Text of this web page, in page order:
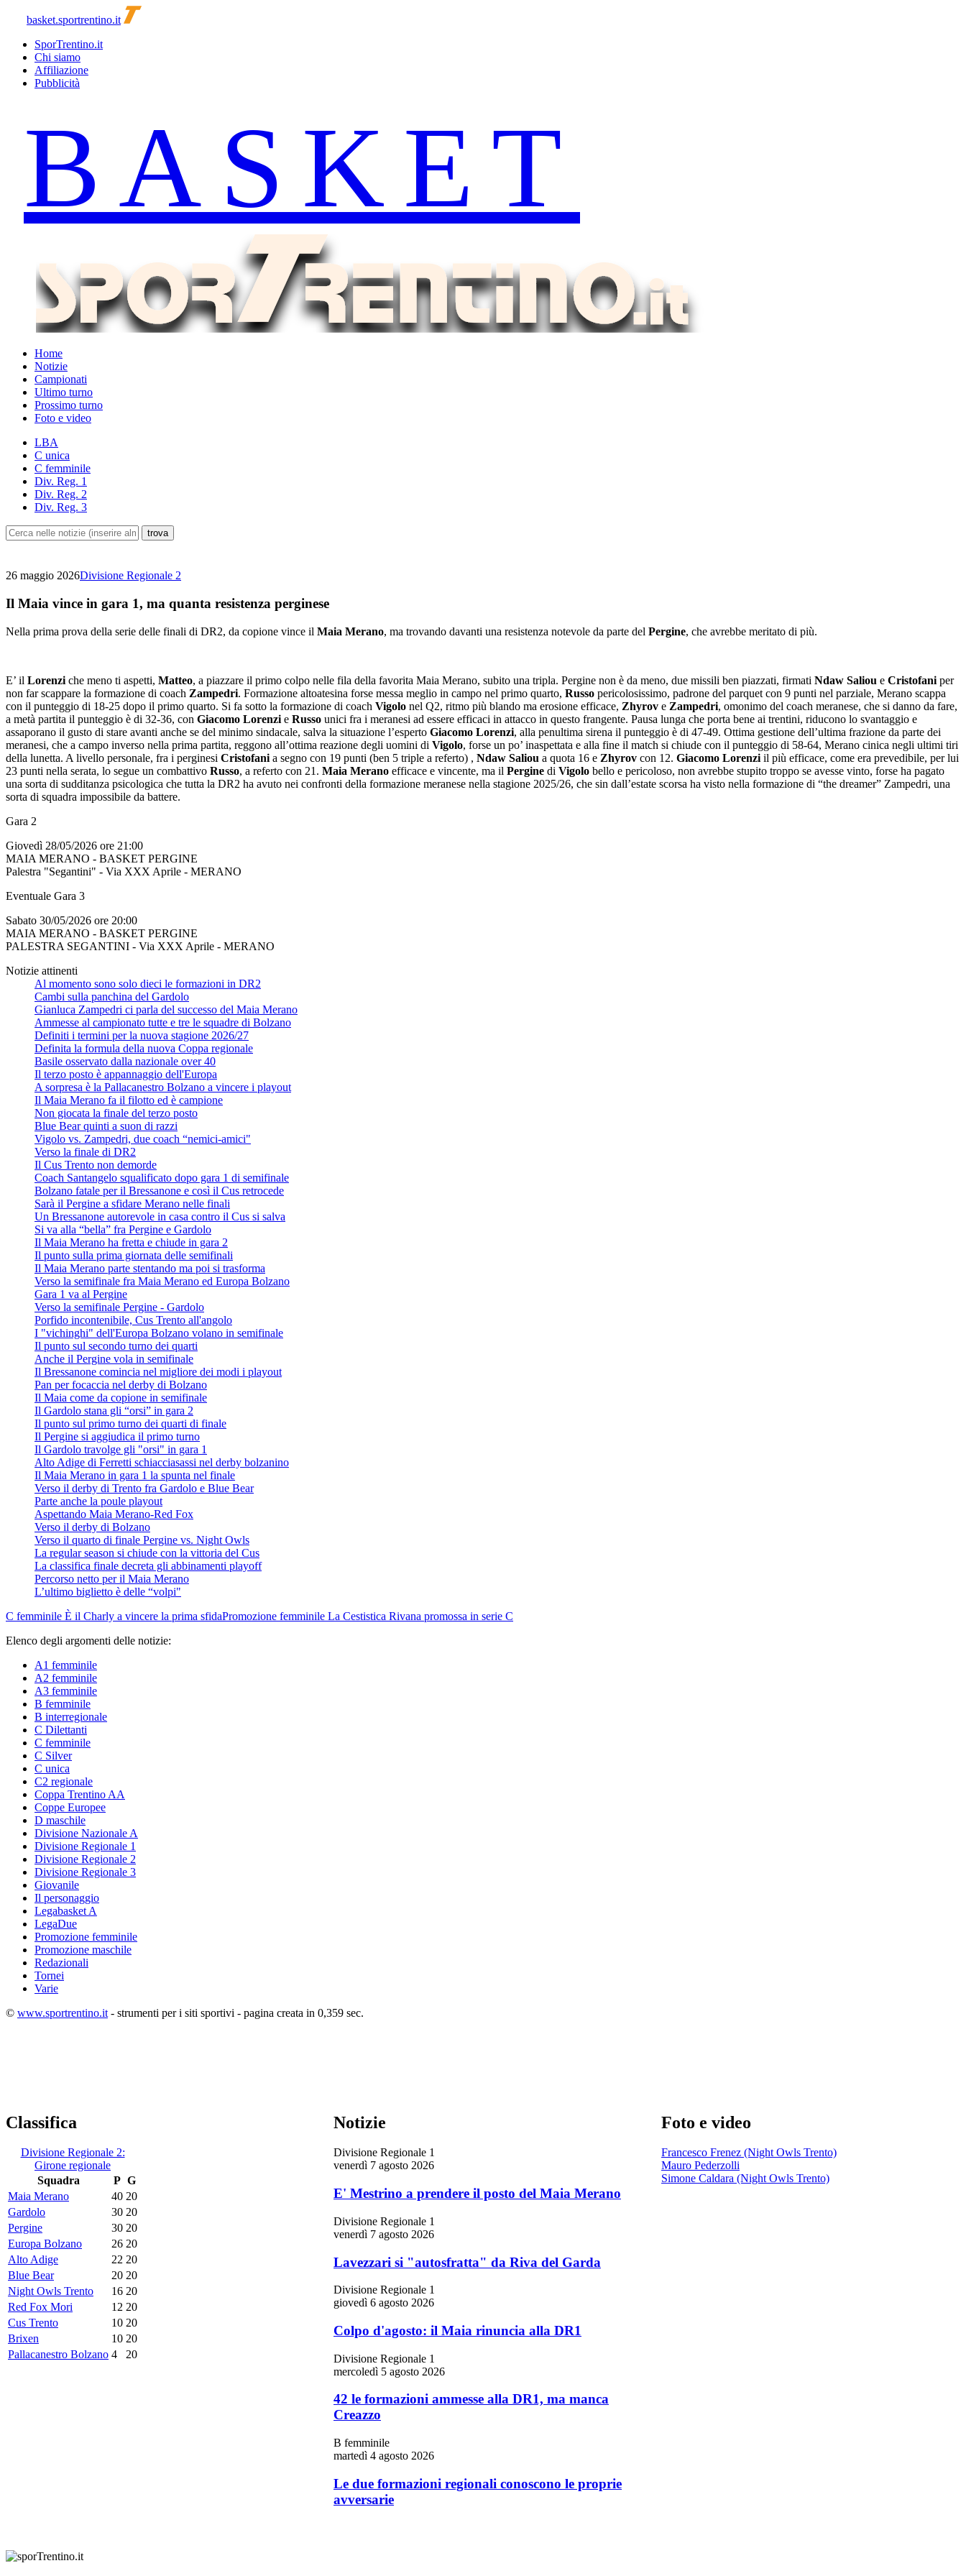
basket.sportrentino.it
SporTrentino.it
Chi siamo
Affiliazione
Pubblicità
Home
Notizie
Campionati
Ultimo turno
Prossimo turno
Foto e video
LBA
C unica
C femminile
Div. Reg. 1
Div. Reg. 2
Div. Reg. 3
26 maggio 2026Divisione Regionale 2
Il Maia vince in gara 1, ma quanta resistenza perginese
Nella prima prova della serie delle finali di DR2, da copione vince il Maia Merano, ma trovando davanti una resistenza notevole da parte del Pergine, che avrebbe meritato di più.
E’ il Lorenzi che meno ti aspetti, Matteo, a piazzare il primo colpo nelle fila della favorita Maia Merano, subito una tripla. Pergine non è da meno, due missili ben piazzati, firmati Ndaw Saliou e Cristofani per
non far scappare la formazione di coach Zampedri. Formazione altoatesina forse messa meglio in campo nel primo quarto, Russo pericolosissimo, padrone del parquet con 9 punti nel parziale, Merano scappa
con il punteggio di 18-25 dopo il primo quarto. Si fa sotto la formazione di coach Vigolo nel Q2, ritmo più blando ma erosione efficace, Zhyrov e Zampedri, omonimo del coach meranese, che si danno da fare,
a metà partita il punteggio è di 32-36, con Giacomo Lorenzi e Russo unici fra i meranesi ad essere efficaci in attacco in questo frangente. Pausa lunga che porta bene ai trentini, riducono lo svantaggio e
assaporano il gusto di stare avanti anche se del minimo sindacale, salva la situazione l’esperto Giacomo Lorenzi, alla penultima sirena il punteggio è di 47-49. Ottima gestione dell’ultima frazione da parte dei
meranesi, che a campo inverso nella prima partita, reggono all’ottima reazione degli uomini di Vigolo, forse un po’ inaspettata e alla fine il match si chiude con il punteggio di 58-64, Merano cinica negli ultimi tiri
della lunetta. A livello personale, fra i perginesi Cristofani a segno con 19 punti (ben 5 triple a referto) , Ndaw Saliou a quota 16 e Zhyrov con 12. Giacomo Lorenzi il più efficace, come era prevedibile, per lui
23 punti nella serata, lo segue un combattivo Russo, a referto con 21. Maia Merano efficace e vincente, ma il Pergine di Vigolo bello e pericoloso, non avrebbe stupito troppo se avesse vinto, forse ha pagato
una sorta di sudditanza psicologica che tutta la DR2 ha avuto nei confronti della formazione meranese nella stagione 2025/26, che sin dall’estate scorsa ha visto nella formazione di “the dreamer” Zampedri, una
sorta di squadra impossibile da battere.
Gara 2
Giovedì 28/05/2026 ore 21:00
MAIA MERANO - BASKET PERGINE
Palestra "Segantini" - Via XXX Aprile - MERANO
Eventuale Gara 3
Sabato 30/05/2026 ore 20:00
MAIA MERANO - BASKET PERGINE
PALESTRA SEGANTINI - Via XXX Aprile - MERANO
Notizie attinenti
Al momento sono solo dieci le formazioni in DR2
Cambi sulla panchina del Gardolo
Gianluca Zampedri ci parla del successo del Maia Merano
Ammesse al campionato tutte e tre le squadre di Bolzano
Definiti i termini per la nuova stagione 2026/27
Definita la formula della nuova Coppa regionale
Basile osservato dalla nazionale over 40
Il terzo posto è appannaggio dell'Europa
A sorpresa è la Pallacanestro Bolzano a vincere i playout
Il Maia Merano fa il filotto ed è campione
Non giocata la finale del terzo posto
Blue Bear quinti a suon di razzi
Vigolo vs. Zampedri, due coach “nemici-amici"
Verso la finale di DR2
Il Cus Trento non demorde
Coach Santangelo squalificato dopo gara 1 di semifinale
Bolzano fatale per il Bressanone e così il Cus retrocede
Sarà il Pergine a sfidare Merano nelle finali
Un Bressanone autorevole in casa contro il Cus si salva
Si va alla “bella” fra Pergine e Gardolo
Il Maia Merano ha fretta e chiude in gara 2
Il punto sulla prima giornata delle semifinali
Il Maia Merano parte stentando ma poi si trasforma
Verso la semifinale fra Maia Merano ed Europa Bolzano
Gara 1 va al Pergine
Verso la semifinale Pergine - Gardolo
Porfido incontenibile, Cus Trento all'angolo
I "vichinghi" dell'Europa Bolzano volano in semifinale
Il punto sul secondo turno dei quarti
Anche il Pergine vola in semifinale
Il Bressanone comincia nel migliore dei modi i playout
Pan per focaccia nel derby di Bolzano
Il Maia come da copione in semifinale
Il Gardolo stana gli “orsi” in gara 2
Il punto sul primo turno dei quarti di finale
Il Pergine si aggiudica il primo turno
Il Gardolo travolge gli "orsi" in gara 1
Alto Adige di Ferretti schiacciasassi nel derby bolzanino
Il Maia Merano in gara 1 la spunta nel finale
Verso il derby di Trento fra Gardolo e Blue Bear
Parte anche la poule playout
Aspettando Maia Merano-Red Fox
Verso il derby di Bolzano
Verso il quarto di finale Pergine vs. Night Owls
La regular season si chiude con la vittoria del Cus
La classifica finale decreta gli abbinamenti playoff
Percorso netto per il Maia Merano
L’ultimo biglietto è delle “volpi"
C femminile È il Charly a vincere la prima sfidaPromozione femminile La Cestistica Rivana promossa in serie C
Elenco degli argomenti delle notizie:
A1 femminile
A2 femminile
A3 femminile
B femminile
B interregionale
C Dilettanti
C femminile
C Silver
C unica
C2 regionale
Coppa Trentino AA
Coppe Europee
D maschile
Divisione Nazionale A
Divisione Regionale 1
Divisione Regionale 2
Divisione Regionale 3
Giovanile
Il personaggio
Legabasket A
LegaDue
Promozione femminile
Promozione maschile
Redazionali
Tornei
Varie
© www.sportrentino.it - strumenti per i siti sportivi - pagina creata in 0,359 sec.
Classifica
Divisione Regionale 2:
Girone regionale
Squadra
P G
Maia Merano
40 20
Gardolo
30 20
Pergine
30 20
Europa Bolzano
26 20
Alto Adige
22 20
Blue Bear
20 20
Night Owls Trento
16 20
Red Fox Mori
12 20
Cus Trento
10 20
Brixen
10 20
Pallacanestro Bolzano 4 20
Notizie
Divisione Regionale 1
venerdì 7 agosto 2026
E' Mestrino a prendere il posto del Maia Merano
Divisione Regionale 1
venerdì 7 agosto 2026
Lavezzari si "autosfratta" da Riva del Garda
Divisione Regionale 1
giovedì 6 agosto 2026
Colpo d'agosto: il Maia rinuncia alla DR1
Divisione Regionale 1
mercoledì 5 agosto 2026
42 le formazioni ammesse alla DR1, ma manca
Creazzo
B femminile
martedì 4 agosto 2026
Le due formazioni regionali conoscono le proprie
avversarie
Foto e video
Francesco Frenez (Night Owls Trento)
Mauro Pederzolli
Simone Caldara (Night Owls Trento)